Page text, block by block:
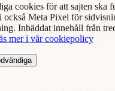
cookies för att sajten ska
också Meta Pixel för
Inbäddat innehåll från
mer i vår cookiepolicy